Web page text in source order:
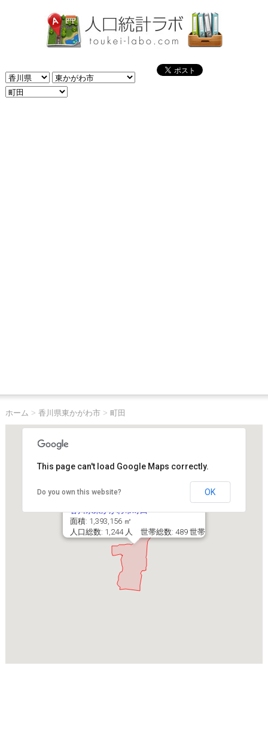
ホーム > 香川県東かがわ市> 町田
香川県東かがわ市町田
面積: 1,393,156 ㎡
人口総数: 1,244 人 世帯総数: 489 世帯
This page can't load Google Maps correctly.
Do you own this website? OK